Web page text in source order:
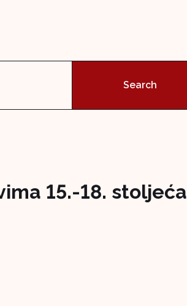
15.-18. stoljeća